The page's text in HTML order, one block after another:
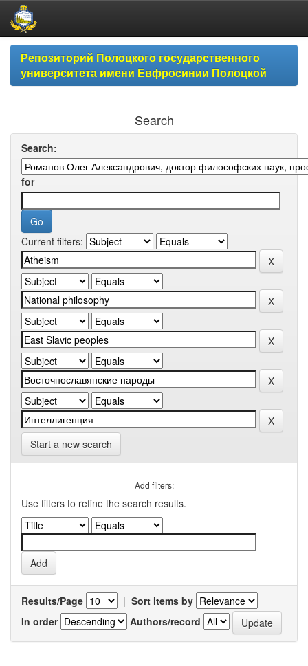
Skip
navigationРепозиторий Полоцкого государственного
университета имени Евфросинии Полоцкой
Search
Search:
for
Current filters:
Start a new search
Add filters:
Use filters to refine the search results.
Results/Page | Sort items by
In order
Authors/record